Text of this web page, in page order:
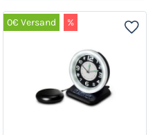
0€ Versand %